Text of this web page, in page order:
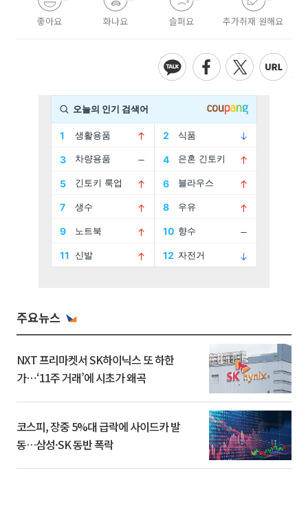
좋아요 화나요 슬퍼요 추가취재 원해요
주요뉴스
NXT 프리마켓서 SK하이닉스 또 하한
가⋯‘11주 거래’에 시초가 왜곡
코스피, 장중 5%대 급락에 사이드카 발
동…삼성·SK 동반 폭락